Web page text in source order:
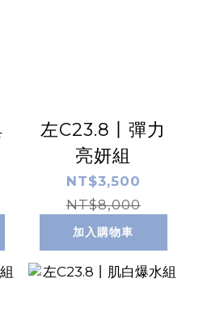
左C23.8丨彈力
亮妍組
NT$3,500
NT$8,000
加入購物車